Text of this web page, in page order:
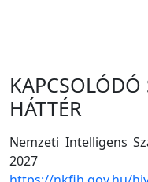
HÁTTÉR
Nemzeti Intelligens
2027